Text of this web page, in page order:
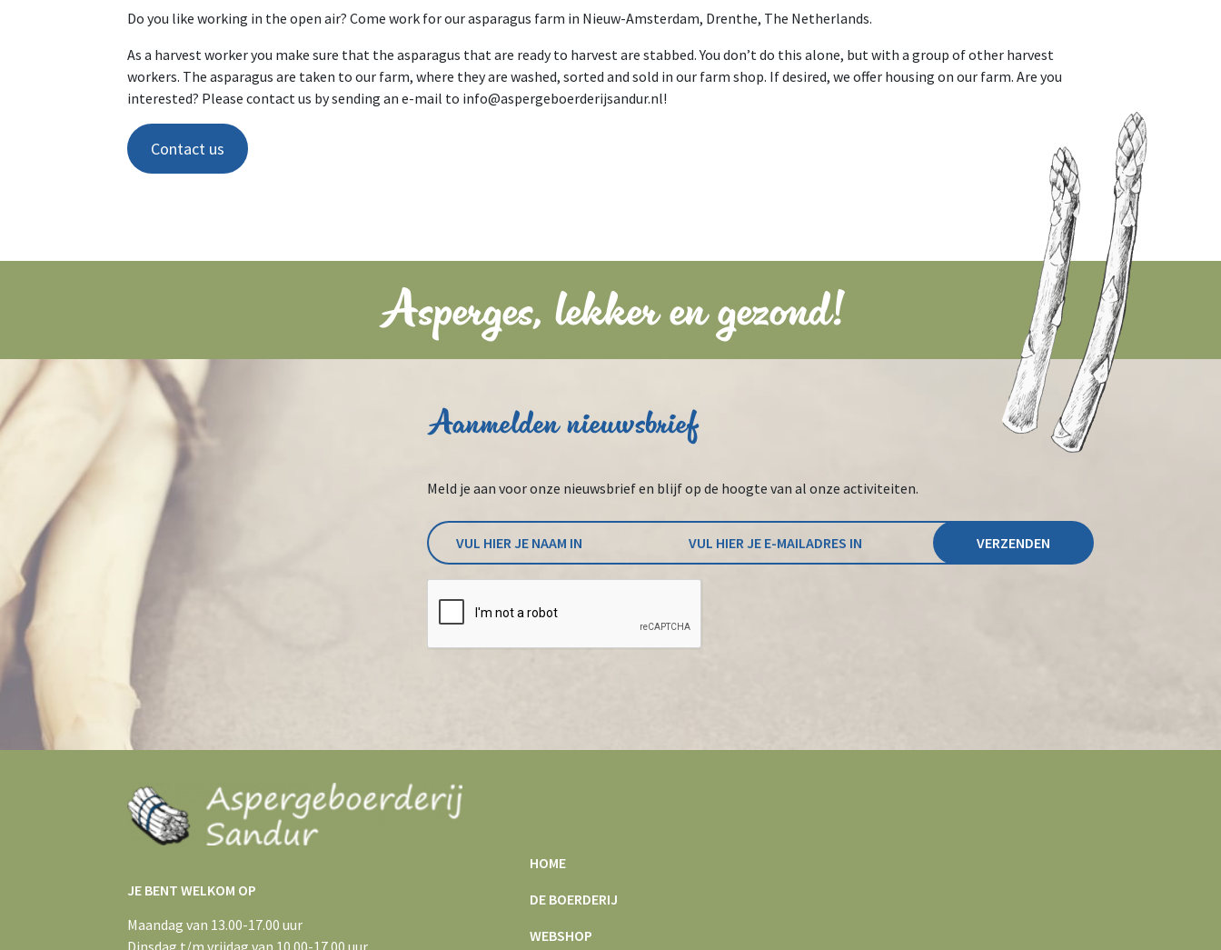
Do you like working in the open air? Come work for our asparagus farm in Nieuw-Amsterdam, Drenthe, The Netherlands.
As a harvest worker you make sure that the asparagus that are ready to harvest are stabbed. You don’t do this alone, but with a group of other harvest
workers. The asparagus are taken to our farm, where they are washed, sorted and sold in our farm shop. If desired, we offer housing on our farm. Are you
interested? Please contact us by sending an e-mail to info@aspergeboerderijsandur.nl!
Contact us
Asperges, lekker en gezond!
Aanmelden nieuwsbrief
Meld je aan voor onze nieuwsbrief en blijf op de hoogte van al onze activiteiten.
JE BENT WELKOM OP
Maandag van 13.00-17.00 uur
Dinsdag t/m vrijdag van 10.00-17.00 uur
HOME
DE BOERDERIJ
WEBSHOP